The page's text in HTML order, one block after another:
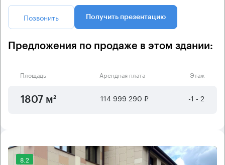
Позвонить Получить презентацию
Предложения по продаже в этом здании:
Площадь Арендная плата Этаж
1807 м² 114 999 290 ₽ -1 - 2
8.2